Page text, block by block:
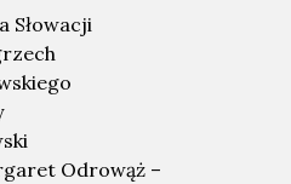
Słowacji
Odrowąż –